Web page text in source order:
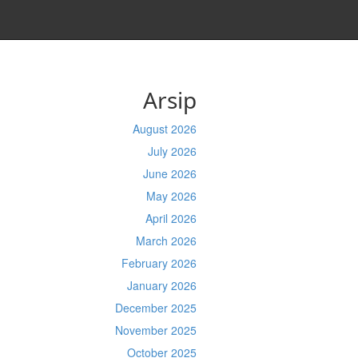
Arsip
August 2026
July 2026
June 2026
May 2026
April 2026
March 2026
February 2026
January 2026
December 2025
November 2025
October 2025